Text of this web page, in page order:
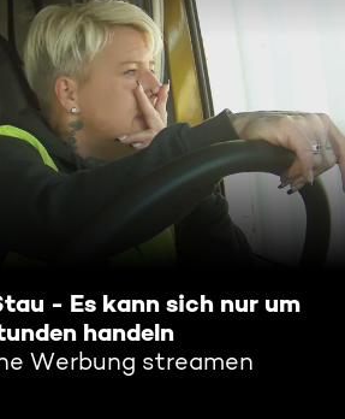
- Es kann sich nur um
handeln
Werbung streamen